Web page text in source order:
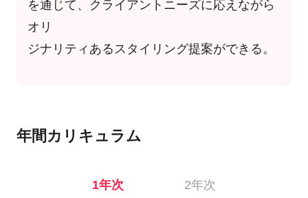
を通じて、クライアントニーズに応えながら
オリ
ジナリティあるスタイリング提案ができる。
年間カリキュラム
1年次 2年次